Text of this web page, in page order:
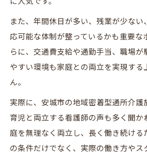
また、年間休日が多い、残業が少ない
応可能な体制が整っているかも重要な
らに、交通費支給や通勤手当、職場が
やすい環境も家庭との両立を実現する
ん。
実際に、安城市の地域密着型通所介護
育児と両立する看護師の声も多く聞か
庭を無理なく両立し、長く働き続ける
の条件だけでなく、実際の働き方やス